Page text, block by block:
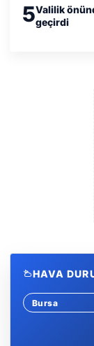
5Valilik
geçirdi
HAVA
Sehir sec